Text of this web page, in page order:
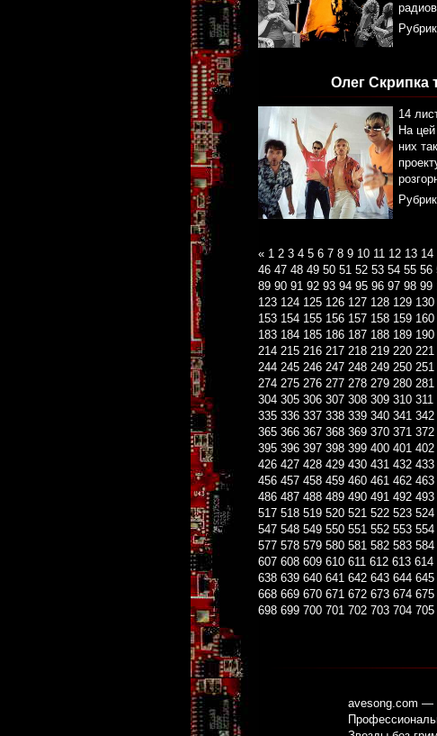
Олег Скрипка
14
На
них
« 1 2 3 4 5 6 7 8 9 10 11 12 13 14
46 47 48 49 50 51 52 53 54 55 56
89 90 91 92 93 94 95 96 97 98 99
123 124 125 126 127 128 129 130
153 154 155 156 157 158 159 160
183 184 185 186 187 188 189 190
214 215 216 217 218 219 220 221
244 245 246 247 248 249 250 251
274 275 276 277 278 279 280 281
304 305 306 307 308 309 310 311
335 336 337 338 339 340 341 342
365 366 367 368 369 370 371 372
395 396 397 398 399 400 401 402
426 427 428 429 430 431 432 433
456 457 458 459 460 461 462 463
486 487 488 489 490 491 492 493
517 518 519 520 521 522 523 524
547 548 549 550 551 552 553 554
577 578 579 580 581 582 583 584
607 608 609 610 611 612 613 614
638 639 640 641 642 643 644 645
668 669 670 671 672 673 674 675
698 699 700 701 702 703 704 705
avesong.com —